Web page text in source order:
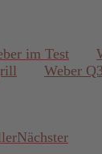
im Test
Weber
Nächster